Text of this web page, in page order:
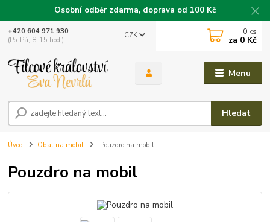
Osobní odběr zdarma, doprava od 100 Kč
Menu
CZK
Hledat
+420 604 971 930
(Po-Pá, 8-15 hod.)
0 ks
za 0 Kč
Úvod Obal na mobil Pouzdro na mobil
Pouzdro na mobil